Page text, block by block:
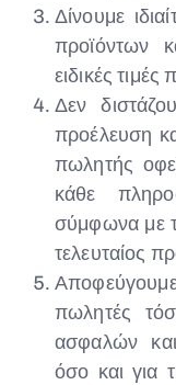
Δίνουμε
προϊόντων
ειδικές
Δεν
προέλευση
πωλητής
κάθε
σύμφωνα με
τελευταίος
πωλητές
ασφαλών
όσο και για